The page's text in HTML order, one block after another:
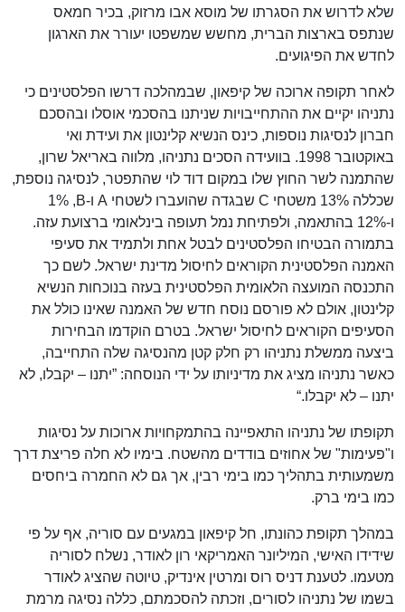
שלא לדרוש את הסגרתו של מוסא אבו מרזוק, בכיר חמאס
שנתפס בארצות הברית, מחשש שמשפטו יעורר את הארגון
לחדש את הפיגועים.
לאחר תקופה ארוכה של קיפאון, שבמהלכה דרשו הפלסטינים כי
נתניהו יקיים את ההתחייבויות שניתנו בהסכמי אוסלו ובהסכם
חברון לנסיגות נוספות, כינס הנשיא קלינטון את ועידת ואי
באוקטובר 1998. בוועידה הסכים נתניהו, מלווה באריאל שרון,
שהתמנה לשר החוץ שלו במקום דוד לוי שהתפטר, לנסיגה נוספת,
שכללה 13% משטחי C שבגדה שהועברו לשטחי A ו-B,‏ 1%
ו-12% בהתאמה, ולפתיחת נמל תעופה בינלאומי ברצועת עזה.
בתמורה הבטיחו הפלסטינים לבטל אחת ולתמיד את סעיפי
האמנה הפלסטינית הקוראים לחיסול מדינת ישראל. לשם כך
התכנסה המועצה הלאומית הפלסטינית בעזה בנוכחות הנשיא
קלינטון, אולם לא פורסם נוסח חדש של האמנה שאינו כולל את
הסעיפים הקוראים לחיסול ישראל. בטרם הוקדמו הבחירות
ביצעה ממשלת נתניהו רק חלק קטן מהנסיגה שלה התחייבה,
כאשר נתניהו מציג את מדיניותו על ידי הנוסחה: ”יתנו – יקבלו, לא
יתנו – לא יקבלו.“
תקופתו של נתניהו התאפיינה בהתמקחויות ארוכות על נסיגות
ו"פעימות" של אחוזים בודדים מהשטח. בימיו לא חלה פריצת דרך
משמעותית בתהליך כמו בימי רבין, אך גם לא החמרה ביחסים
כמו בימי ברק.
במהלך תקופת כהונתו, חל קיפאון במגעים עם סוריה, אף על פי
שידידו האישי, המיליונר האמריקאי רון לאודר, נשלח לסוריה
מטעמו. לטענת דניס רוס ומרטין אינדיק, טיוטה שהציג לאודר
בשמו של נתניהו לסורים, וזכתה להסכמתם, כללה נסיגה מרמת